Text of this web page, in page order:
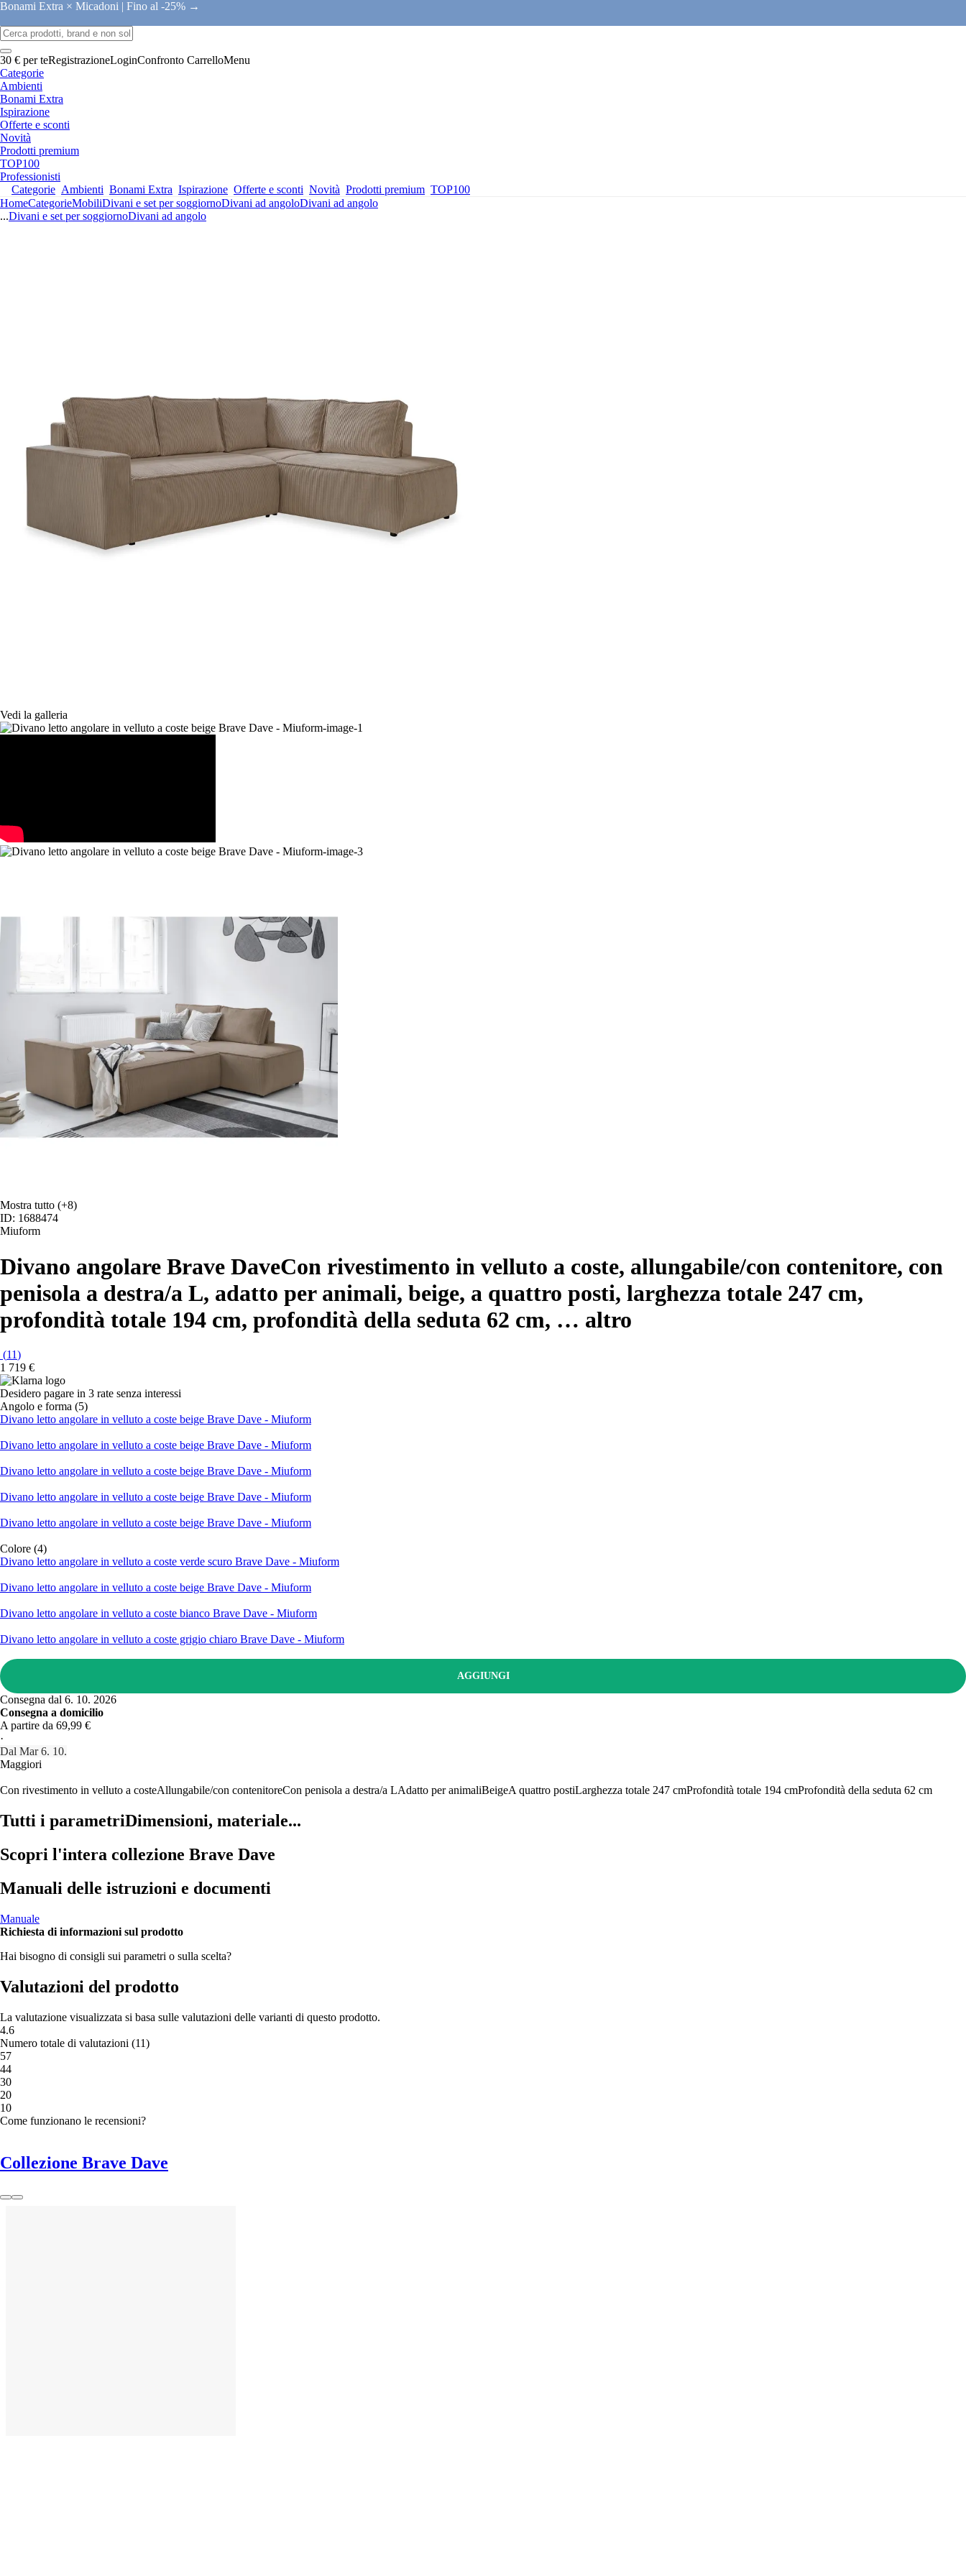
Bonami Extra × Micadoni | Fino al -25% →
30 € per teRegistrazioneLoginConfronto CarrelloMenu
Categorie
Ambienti
Bonami Extra
Ispirazione
Offerte e sconti
Novità
Prodotti premium
TOP100
Professionisti
Categorie Ambienti Bonami Extra Ispirazione Offerte e sconti Novità Prodotti premium TOP100
HomeCategorieMobiliDivani e set per soggiornoDivani ad angoloDivani ad angolo
...Divani e set per soggiornoDivani ad angolo
Vedi la galleria
Mostra tutto (+8)
ID: 1688474
Miuform
Divano angolare Brave DaveCon rivestimento in velluto a coste, allungabile/con contenitore, con
penisola a destra/a L, adatto per animali, beige, a quattro posti, larghezza totale 247 cm,
profondità totale 194 cm, profondità della seduta 62 cm, … altro
(11)
1 719 €
Desidero pagare in 3 rate senza interessi
Angolo e forma (5)
Divano letto angolare in velluto a coste beige Brave Dave - Miuform
Divano letto angolare in velluto a coste beige Brave Dave - Miuform
Divano letto angolare in velluto a coste beige Brave Dave - Miuform
Divano letto angolare in velluto a coste beige Brave Dave - Miuform
Divano letto angolare in velluto a coste beige Brave Dave - Miuform
Colore (4)
Divano letto angolare in velluto a coste verde scuro Brave Dave - Miuform
Divano letto angolare in velluto a coste beige Brave Dave - Miuform
Divano letto angolare in velluto a coste bianco Brave Dave - Miuform
Divano letto angolare in velluto a coste grigio chiaro Brave Dave - Miuform
AGGIUNGI
Consegna dal 6. 10. 2026
Consegna a domicilio
A partire da 69,99 €
·
Dal Mar 6. 10.
Maggiori
Con rivestimento in velluto a costeAllungabile/con contenitoreCon penisola a destra/a LAdatto per animaliBeigeA quattro postiLarghezza totale 247 cmProfondità totale 194 cmProfondità della seduta 62 cm
Tutti i parametriDimensioni, materiale...
Scopri l'intera collezione Brave Dave
Manuali delle istruzioni e documenti
Manuale
Richiesta di informazioni sul prodotto
Hai bisogno di consigli sui parametri o sulla scelta?
Valutazioni del prodotto
La valutazione visualizzata si basa sulle valutazioni delle varianti di questo prodotto.
4.6
Numero totale di valutazioni (11)
57
44
30
20
10
Come funzionano le recensioni?
Collezione Brave Dave